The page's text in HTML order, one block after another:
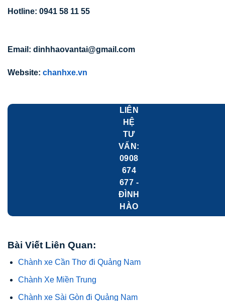
Hotline: 0941 58 11 55
Email: dinhhaovantai@gmail.com
Website: chanhxe.vn
LIÊN
HỆ
TƯ
VẤN:
0908
674
677 -
ĐÌNH
HÀO
Bài Viết Liên Quan:
Chành xe Cần Thơ đi Quảng Nam
Chành Xe Miền Trung
Chành xe Sài Gòn đi Quảng Nam